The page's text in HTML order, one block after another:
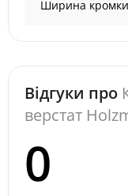
Ширина кромки
Відгуки про
верстат
0